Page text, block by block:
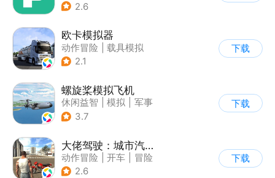
2.6
欧卡模拟器
动作冒险
载具模拟
| 写实
2.1
下载
螺旋桨模拟飞机
休闲益智 模拟
军事
| 剧情
3.7
下载
大佬驾驶：城市汽车模拟器
动作冒险 开车
冒险
| 写实
2.6
下载